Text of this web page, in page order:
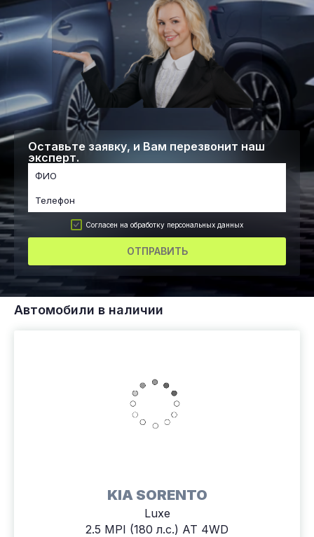
Оставьте заявку, и Вам перезвонит наш
эксперт.
Согласен на обработку персональных данных
ОТПРАВИТЬ
Автомобили в наличии
KIA SORENTO
Luxe
2.5 MPI (180 л.с.) АТ 4WD